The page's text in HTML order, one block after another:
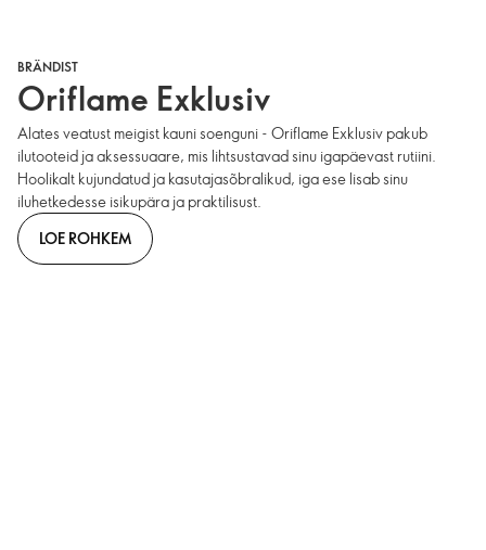
BRÄNDIST
Oriflame Exklusiv
Alates veatust meigist kauni soenguni - Oriflame Exklusiv pakub
ilutooteid ja aksessuaare, mis lihtsustavad sinu igapäevast rutiini.
Hoolikalt kujundatud ja kasutajasõbralikud, iga ese lisab sinu
iluhetkedesse isikupära ja praktilisust.
LOE ROHKEM